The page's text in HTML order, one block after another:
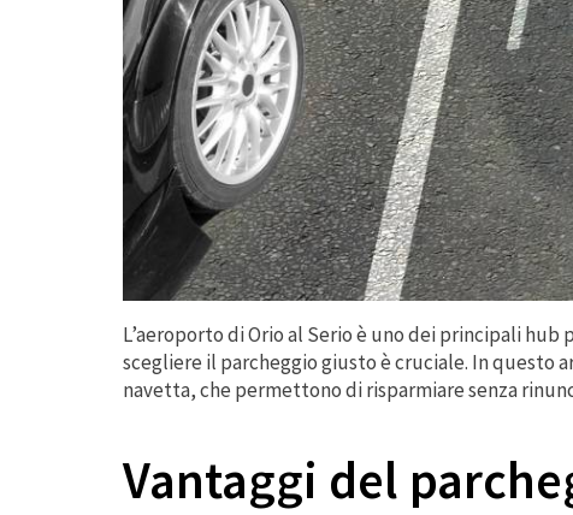
L’aeroporto di Orio al Serio è uno dei principali
scegliere il parcheggio giusto è cruciale. In questo
navetta, che permettono di risparmiare senza
Vantaggi del